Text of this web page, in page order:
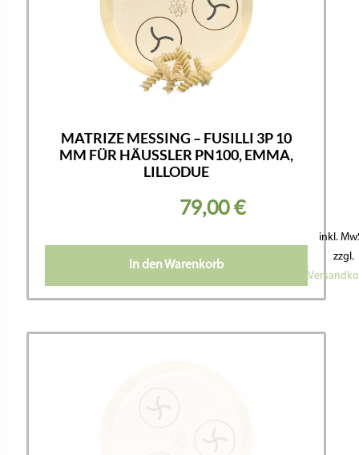
MATRIZE MESSING – FUSILLI 3P 10
MM FÜR HÄUSSLER PN100, EMMA,
LILLODUE
79,00€
In den Warenkorb
inkl.
zzgl.